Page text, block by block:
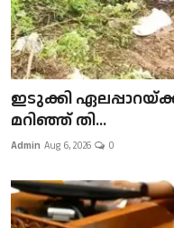
ഇടുക്കി
മറിഞ്ഞ് തി...
Admin Aug 6, 2026 0